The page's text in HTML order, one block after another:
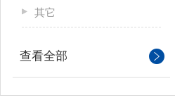
其它
查看全部